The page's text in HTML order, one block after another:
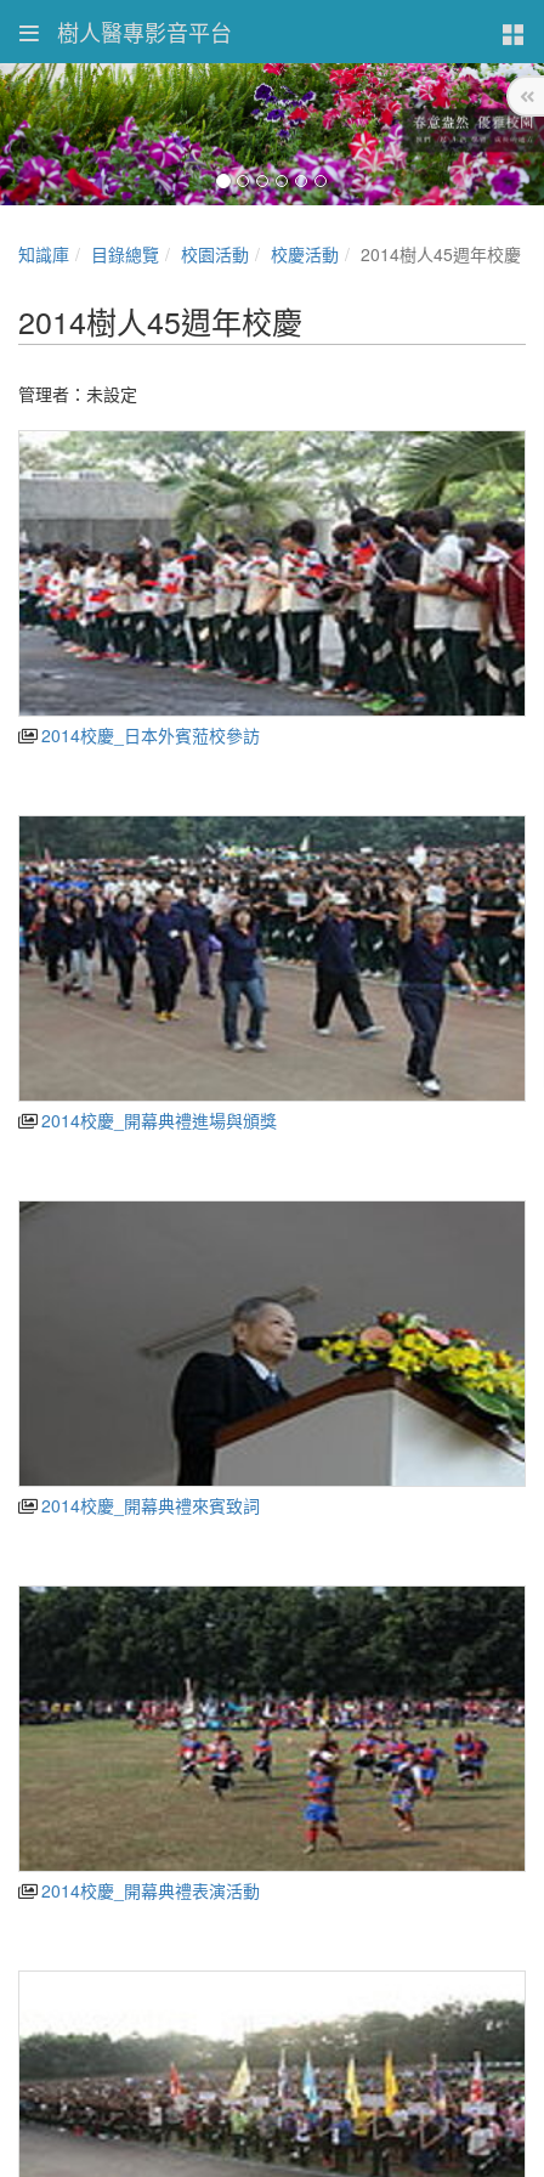
樹人醫專影音平台
知識庫 目錄總覽 校園活動 校慶活動 2014樹人45週年校慶
2014樹人45週年校慶
管理者：未設定
2014校慶_日本外賓蒞校參訪
2014校慶_開幕典禮進場與頒獎
2014校慶_開幕典禮來賓致詞
2014校慶_開幕典禮表演活動